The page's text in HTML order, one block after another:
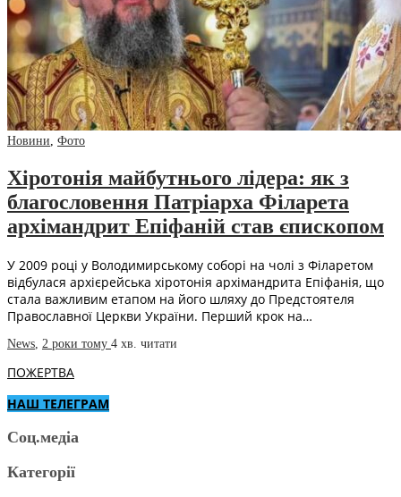
Новини, Фото
Хіротонія майбутнього лідера: як з
благословення Патріарха Філарета
архімандрит Епіфаній став єпископом
У 2009 році у Володимирському соборі на чолі з Філаретом
відбулася архієрейська хіротонія архімандрита Епіфанія, що
стала важливим етапом на його шляху до Предстоятеля
Православної Церкви України. Перший крок на…
News, 2 роки тому 4 хв. читати
ПОЖЕРТВА
НАШ ТЕЛЕГРАМ
Соц.медіа
Категорії